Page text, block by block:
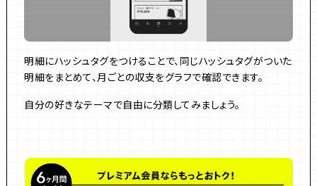
明細にハッシュタグをつけることで、同じハッシュタグがついた
明細をまとめて、月ごとの収支をグラフで確認できます。
自分の好きなテーマで自由に分類してみましょう。